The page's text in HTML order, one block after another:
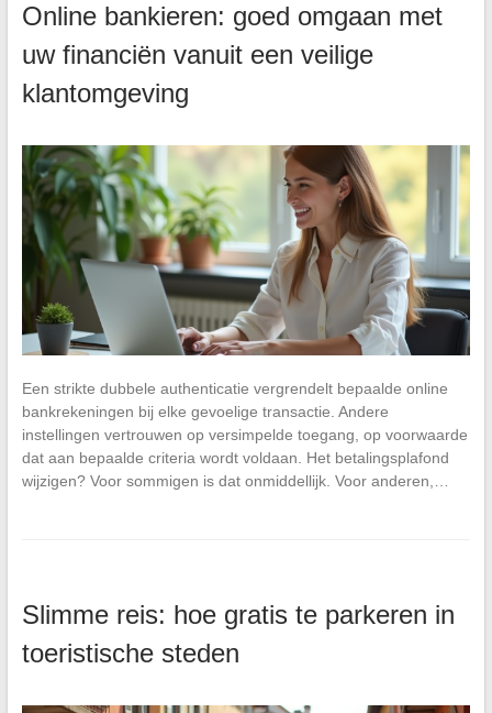
Online bankieren: goed omgaan met
uw financiën vanuit een veilige
klantomgeving
Een strikte dubbele authenticatie vergrendelt bepaalde online
bankrekeningen bij elke gevoelige transactie. Andere
instellingen vertrouwen op versimpelde toegang, op voorwaarde
dat aan bepaalde criteria wordt voldaan. Het betalingsplafond
wijzigen? Voor sommigen is dat onmiddellijk. Voor anderen,…
Slimme reis: hoe gratis te parkeren in
toeristische steden